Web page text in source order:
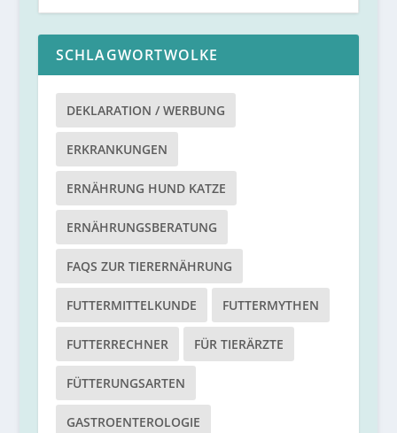
SCHLAGWORTWOLKE
DEKLARATION / WERBUNG
ERKRANKUNGEN
ERNÄHRUNG HUND KATZE
ERNÄHRUNGSBERATUNG
FAQS ZUR TIERERNÄHRUNG
FUTTERMITTELKUNDE FUTTERMYTHEN
FUTTERRECHNER FÜR TIERÄRZTE
FÜTTERUNGSARTEN
GASTROENTEROLOGIE